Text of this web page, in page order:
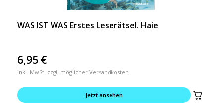
WAS IST WAS Erstes Leserätsel. Haie
6,95 €
inkl. MwSt. zzgl. möglicher Versandkosten
Jetzt ansehen